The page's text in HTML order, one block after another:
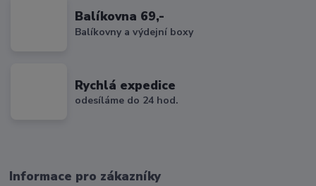
Balíkovna 69,-
Balíkovny a výdejní boxy
Rychlá expedice
odesíláme do 24 hod.
Informace pro zákazníky